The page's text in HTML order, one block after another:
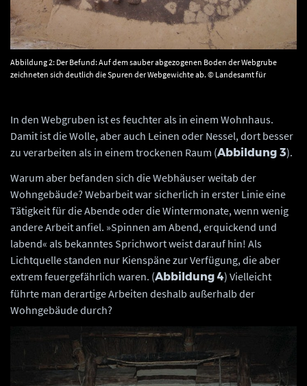
Abbildung 2: Der Befund: Auf dem sauber abgezogenen Boden der Webgrube
zeichneten sich deutlich die Spuren der Webgewichte ab. © Landesamt für
In den Webgruben ist es feuchter als in einem Wohnhaus.
Damit ist die Wolle, aber auch Leinen oder Nessel, dort besser
zu verarbeiten als in einem trockenen Raum (Abbildung 3).
Warum aber befanden sich die Webhäuser weitab der
Wohngebäude? Webarbeit war sicherlich in erster Linie eine
Tätigkeit für die Abende oder die Wintermonate, wenn wenig
andere Arbeit anfiel. »Spinnen am Abend, erquickend und
labend« als bekanntes Sprichwort weist darauf hin! Als
Lichtquelle standen nur Kienspäne zur Verfügung, die aber
extrem feuergefährlich waren. (Abbildung 4) Vielleicht
führte man derartige Arbeiten deshalb außerhalb der
Wohngebäude durch?